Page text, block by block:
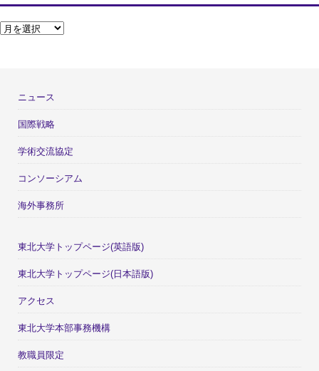
ニュース
国際戦略
学術交流協定
コンソーシアム
海外事務所
東北大学トップページ(英語版)
東北大学トップページ(日本語版)
アクセス
東北大学本部事務機構
教職員限定